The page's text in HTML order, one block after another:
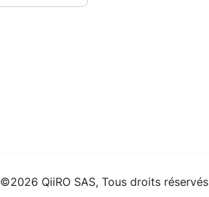
©2026 QiiRO SAS, Tous droits réservés